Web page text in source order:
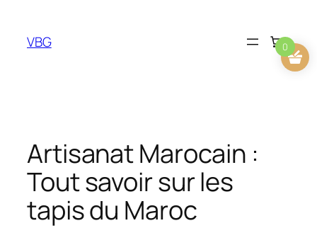
contenu
VBG
Artisanat Marocain :
Tout savoir sur les
tapis du Maroc
0